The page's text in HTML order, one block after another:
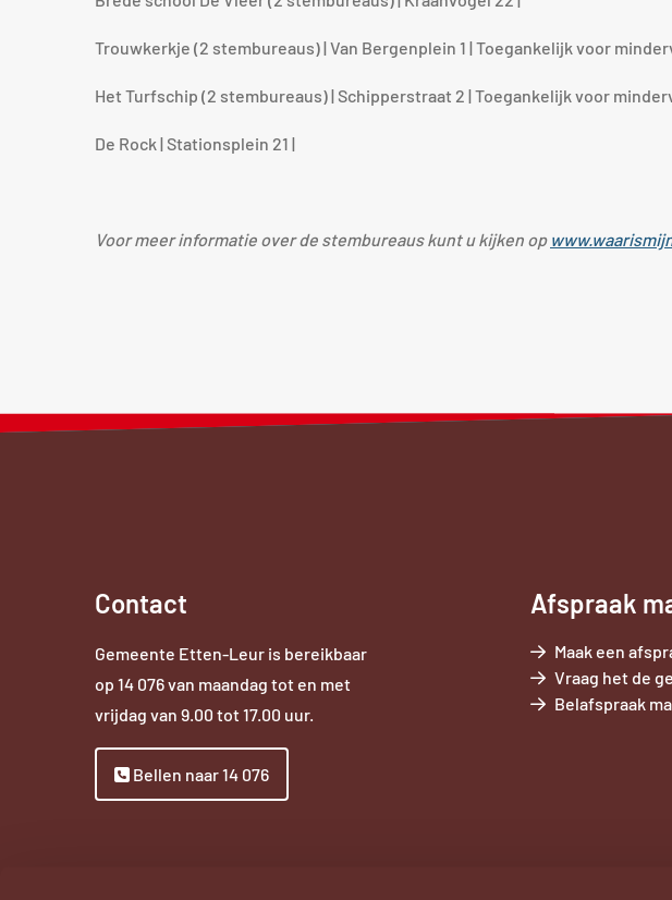
Trouwkerkje (2 stembureaus) | Van Bergenplein 1 | Toegankelijk voor
Het Turfschip (2 stembureaus) | Schipperstraat 2 | Toegankelijk voor
De Rock | Stationsplein 21 |
Voor meer informatie over de stembureaus kunt u kijken op
Contact
Gemeente Etten-Leur is bereikbaar
op 14 076van maandag tot en met
vrijdag van 9.00 tot 17.00 uur.
Bellen naar 14 076
Afspraak
Maak een
Vraag het de
Belafspraak